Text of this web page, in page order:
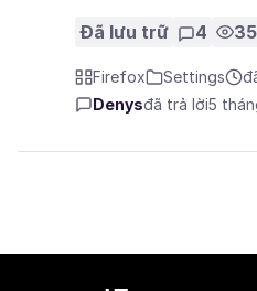
Đã lưu trữ 4
Firefox Settings
Denysđã trả lời5